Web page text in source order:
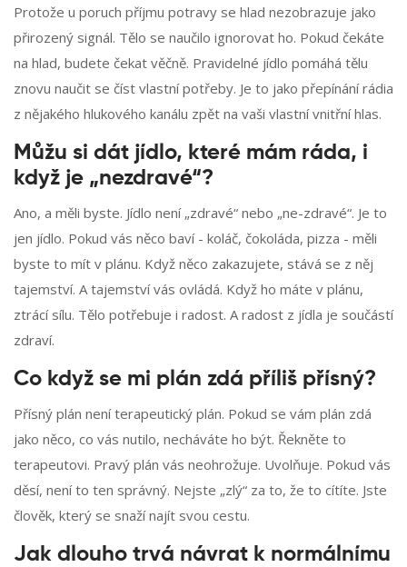
Protože u poruch příjmu potravy se hlad nezobrazuje jako
přirozený signál. Tělo se naučilo ignorovat ho. Pokud čekáte
na hlad, budete čekat věčně. Pravidelné jídlo pomáhá tělu
znovu naučit se číst vlastní potřeby. Je to jako přepínání rádia
z nějakého hlukového kanálu zpět na vaši vlastní vnitřní hlas.
Můžu si dát jídlo, které mám ráda, i
když je „nezdravé“?
Ano, a měli byste. Jídlo není „zdravé“ nebo „ne-zdravé“. Je to
jen jídlo. Pokud vás něco baví - koláč, čokoláda, pizza - měli
byste to mít v plánu. Když něco zakazujete, stává se z něj
tajemství. A tajemství vás ovládá. Když ho máte v plánu,
ztrácí sílu. Tělo potřebuje i radost. A radost z jídla je součástí
zdraví.
Co když se mi plán zdá příliš přísný?
Přísný plán není terapeutický plán. Pokud se vám plán zdá
jako něco, co vás nutilo, necháváte ho být. Řekněte to
terapeutovi. Pravý plán vás neohrožuje. Uvolňuje. Pokud vás
děsí, není to ten správný. Nejste „zlý“ za to, že to cítíte. Jste
člověk, který se snaží najít svou cestu.
Jak dlouho trvá návrat k normálnímu